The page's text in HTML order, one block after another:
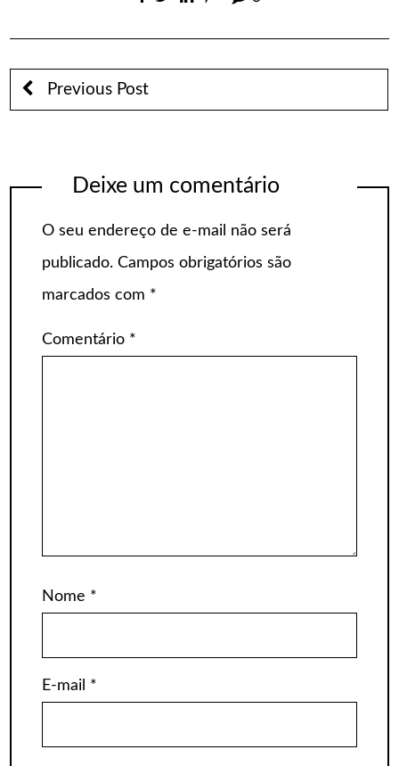
Previous Post
Deixe um comentário
O seu endereço de e-mail não será
publicado. Campos obrigatórios são
marcados com *
Comentário *
Nome *
E-mail *